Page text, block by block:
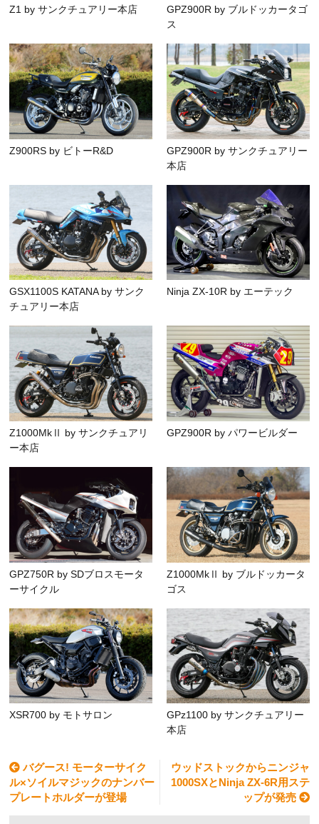
Z1 by サンクチュアリー本店
GPZ900R by ブルドッカータゴ
ス
Z900RS by ビトーR&D
GPZ900R by サンクチュアリー
本店
GSX1100S KATANA by サンク
チュアリー本店
Ninja ZX-10R by エーテック
Z1000MkⅡ by サンクチュアリ
ー本店
GPZ900R by パワービルダー
GPZ750R by SDブロスモータ
ーサイクル
Z1000MkⅡ by ブルドッカータ
ゴス
XSR700 by モトサロン
GPz1100 by サンクチュアリー
本店
バグース! モーターサイク
ル×ソイルマジックのナンバー
プレートホルダーが登場
ウッドストックからニンジャ
1000SXとNinja ZX-6R用ステ
ップが発売